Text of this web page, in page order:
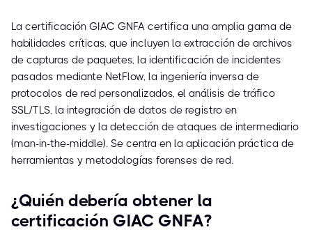
La certificación GIAC GNFA certifica una amplia gama de
habilidades críticas, que incluyen la extracción de archivos
de capturas de paquetes, la identificación de incidentes
pasados mediante NetFlow, la ingeniería inversa de
protocolos de red personalizados, el análisis de tráfico
SSL/TLS, la integración de datos de registro en
investigaciones y la detección de ataques de intermediario
(man-in-the-middle). Se centra en la aplicación práctica de
herramientas y metodologías forenses de red.
¿Quién debería obtener la
certificación GIAC GNFA?